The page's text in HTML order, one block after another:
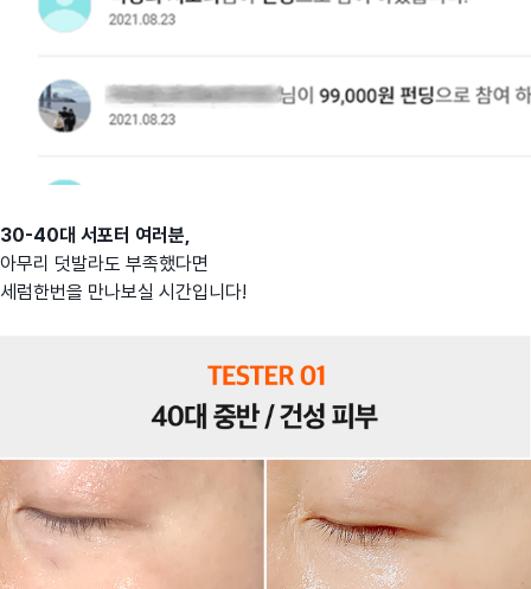
30-40대 서포터 여러분,
아무리 덧발라도 부족했다면
세럼한번을 만나보실 시간입니다!